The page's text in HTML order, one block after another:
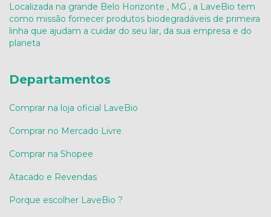
Localizada na grande Belo Horizonte , MG , a LaveBio tem
como missão fornecer produtos biodegradáveis de primeira
linha que ajudam a cuidar do seu lar, da sua empresa e do
planeta
Departamentos
Comprar na loja oficial LaveBio
Comprar no Mercado Livre
Comprar na Shopee
Atacado e Revendas
Porque escolher LaveBio ?